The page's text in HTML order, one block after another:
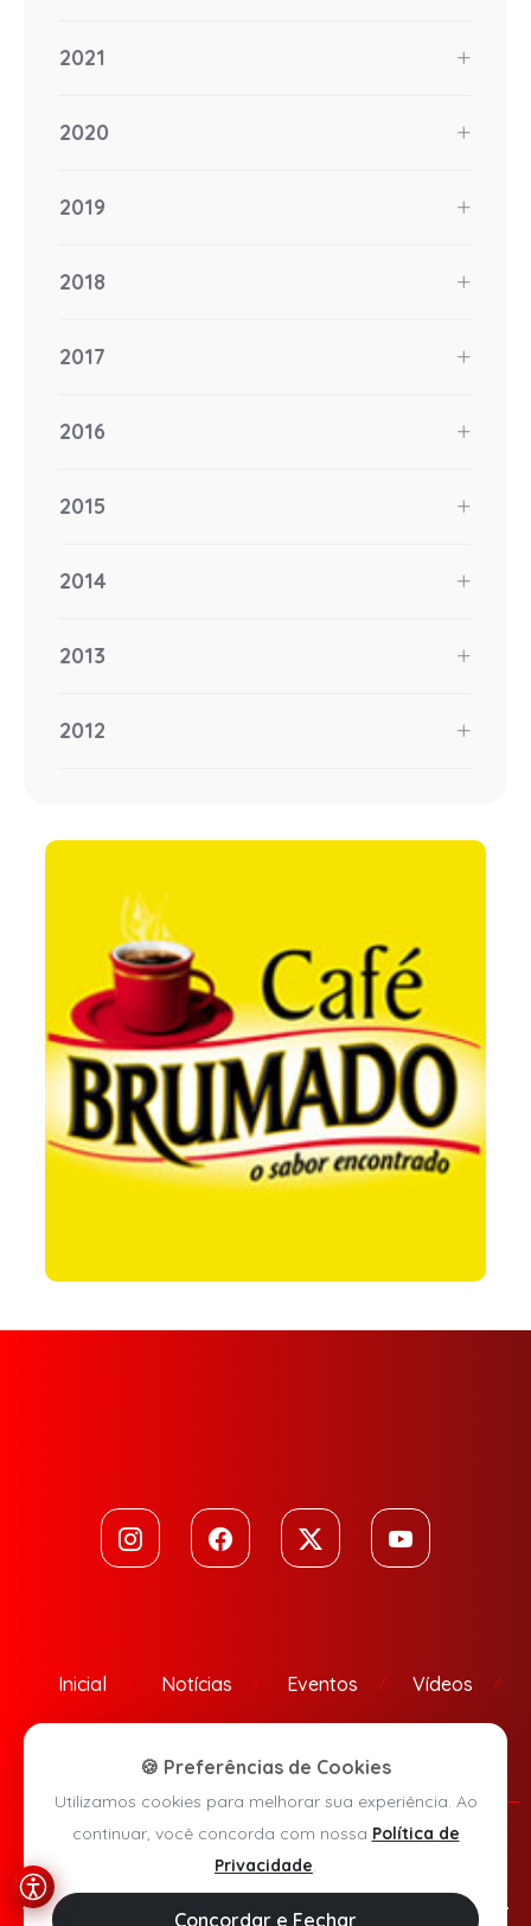
2021
2020
2019
2018
2017
2016
2015
2014
2013
2012
Inicial Notícias Eventos Vídeos
Política de Privacidade
Agora Sudoeste © 2026 - Todos os direitos reservados.
🍪 Preferências de Cookies
Utilizamos cookies para melhorar sua experiência. Ao
continuar, você concorda com nossa Política de
Privacidade.
Concordar e Fechar